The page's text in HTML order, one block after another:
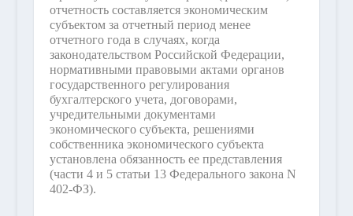
отчетность составляется экономическим
субъектом за отчетный период менее
отчетного года в случаях, когда
законодательством Российской Федерации,
нормативными правовыми актами органов
государственного регулирования
бухгалтерского учета, договорами,
учредительными документами
экономического субъекта, решениями
собственника экономического субъекта
установлена обязанность ее представления
(части 4 и 5 статьи 13 Федерального закона N
402-ФЗ).